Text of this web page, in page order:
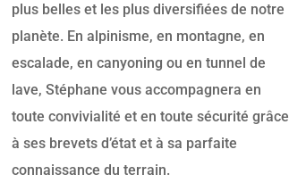
plus belles et les plus diversifiées de notre
planète. En alpinisme, en montagne, en
escalade, en canyoning ou en tunnel de
lave, Stéphane vous accompagnera en
toute convivialité et en toute sécurité grâce
à ses brevets d’état et à sa parfaite
connaissance du terrain.